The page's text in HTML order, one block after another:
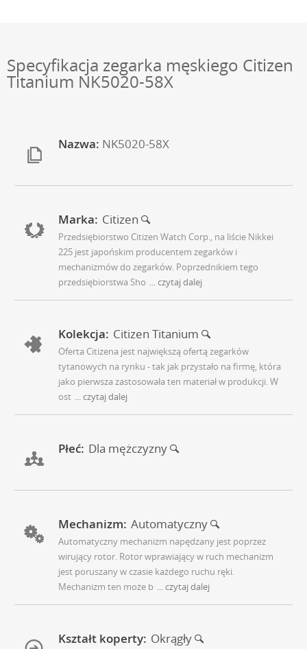
Specyfikacja zegarka męskiego Citizen
Titanium NK5020-58X
Nazwa: NK5020-58X
Marka: Citizen
Przedsiębiorstwo Citizen Watch Corp., na liście Nikkei
225 jest japońskim producentem zegarków i
mechanizmów do zegarków. Poprzednikiem tego
przedsiębiorstwa Sho ... czytaj dalej
Kolekcja: Citizen Titanium
Oferta Citizena jest największą ofertą zegarków
tytanowych na rynku - tak jak przystało na firmę, która
jako pierwsza zastosowała ten materiał w produkcji. W
ost ... czytaj dalej
Płeć: Dla mężczyzny
Mechanizm: Automatyczny
Automatyczny mechanizm napędzany jest poprzez
wirujący rotor. Rotor wprawiający w ruch mechanizm
jest poruszany w czasie każdego ruchu ręki.
Mechanizm ten może b ... czytaj dalej
Kształt koperty: Okrągły